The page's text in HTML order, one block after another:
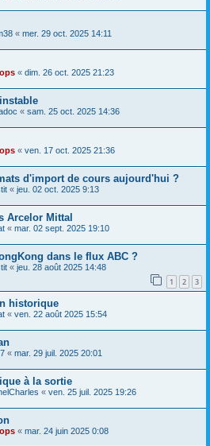
« mer. 29 oct. 2025 14:11
« dim. 26 oct. 2025 21:23
« sam. 25 oct. 2025 14:36
« ven. 17 oct. 2025 21:36
d'import de cours aujourd'hui ?
« jeu. 02 oct. 2025 9:13
Arcelor Mittal
« mar. 02 sept. 2025 19:10
dans le flux ABC ?
« jeu. 28 août 2025 14:48
1 2 3
historique
« ven. 22 août 2025 15:54
« mar. 29 juil. 2025 20:01
à la sortie
« ven. 25 juil. 2025 19:26
« mar. 24 juin 2025 0:08